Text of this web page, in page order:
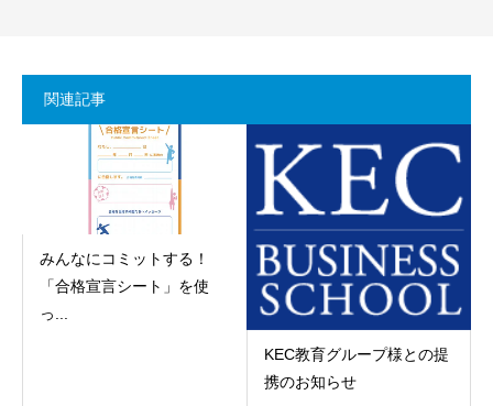
関連記事
みんなにコミットする！
「合格宣言シート」を使
っ...
KEC教育グループ様との提
携のお知らせ